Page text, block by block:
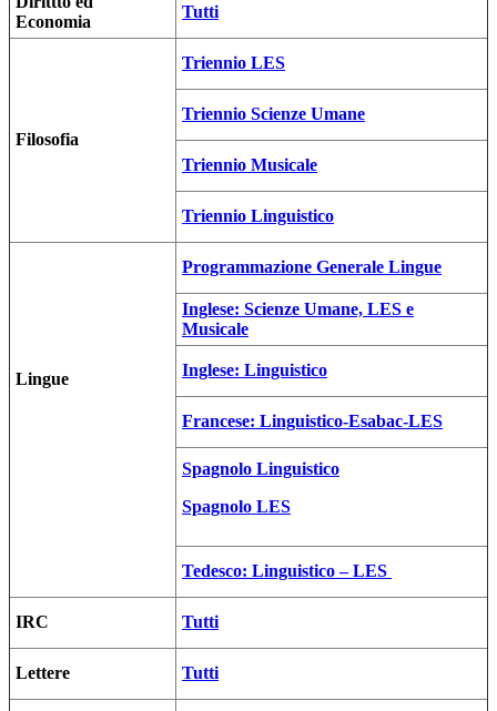
Economia
Tutti
Filosofia
Triennio LES
Triennio Scienze Umane
Triennio Musicale
Triennio Linguistico
Lingue
Programmazione Generale Lingue
Inglese: Scienze Umane, LES e
Musicale
Inglese: Linguistico
Francese: Linguistico-Esabac-LES
Spagnolo Linguistico
Spagnolo LES
Tedesco: Linguistico – LES
IRC Tutti
Lettere Tutti